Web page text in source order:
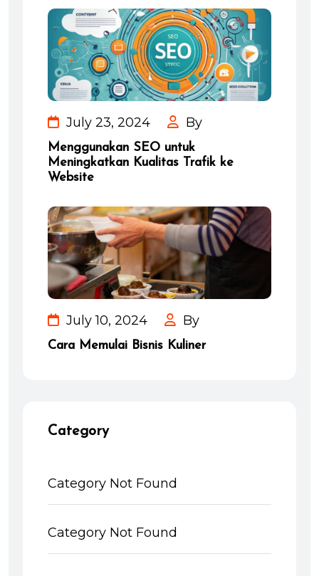
July 23, 2024 By
Menggunakan SEO untuk
Meningkatkan Kualitas Trafik ke
Website
July 10, 2024 By
Cara Memulai Bisnis Kuliner
Category
Category Not Found
Category Not Found